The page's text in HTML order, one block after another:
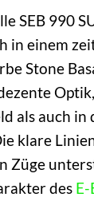
SEB 990
in einem
Stone
als auch
klare
Züge
des E-